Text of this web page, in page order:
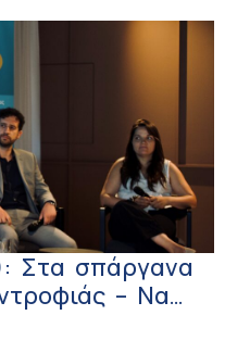
Στα σπάργανα
– Να
με